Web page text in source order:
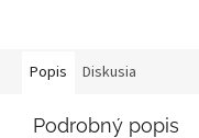
Popis Diskusia
Podrobný popis